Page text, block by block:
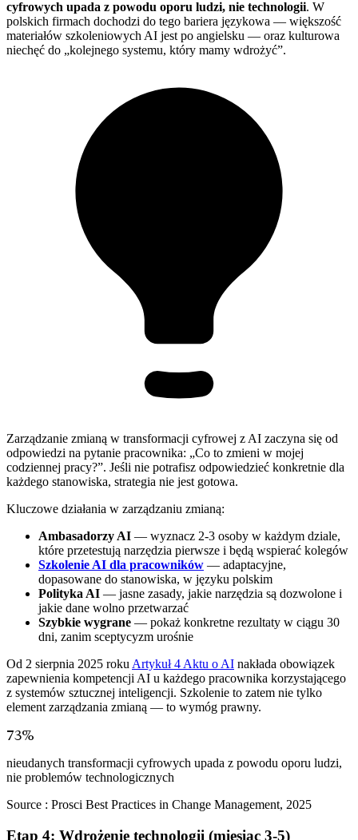
cyfrowych upada z powodu oporu ludzi, nie technologii. W
polskich firmach dochodzi do tego bariera językowa — większość
materiałów szkoleniowych AI jest po angielsku — oraz kulturowa
niechęć do „kolejnego systemu, który mamy wdrożyć”.
Zarządzanie zmianą w transformacji cyfrowej z AI zaczyna się od
odpowiedzi na pytanie pracownika: „Co to zmieni w mojej
codziennej pracy?”. Jeśli nie potrafisz odpowiedzieć konkretnie dla
każdego stanowiska, strategia nie jest gotowa.
Kluczowe działania w zarządzaniu zmianą:
Ambasadorzy AI — wyznacz 2-3 osoby w każdym dziale,
które przetestują narzędzia pierwsze i będą wspierać kolegów
Szkolenie AI dla pracowników — adaptacyjne,
dopasowane do stanowiska, w języku polskim
Polityka AI — jasne zasady, jakie narzędzia są dozwolone i
jakie dane wolno przetwarzać
Szybkie wygrane — pokaż konkretne rezultaty w ciągu 30
dni, zanim sceptycyzm urośnie
Od 2 sierpnia 2025 rokuArtykuł 4 Aktu o AI nakłada obowiązek
zapewnienia kompetencji AI u każdego pracownika korzystającego
z systemów sztucznej inteligencji. Szkolenie to zatem nie tylko
element zarządzania zmianą — to wymóg prawny.
73%
nieudanych transformacji cyfrowych upada z powodu oporu ludzi,
nie problemów technologicznych
Source : Prosci Best Practices in Change Management, 2025
Etap 4: Wdrożenie technologii (miesiąc 3-5)